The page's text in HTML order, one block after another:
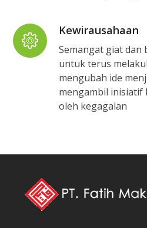
Kewirausahaan
Semangat giat dan
untuk terus
mengubah ide
mengambil
oleh kegagalan